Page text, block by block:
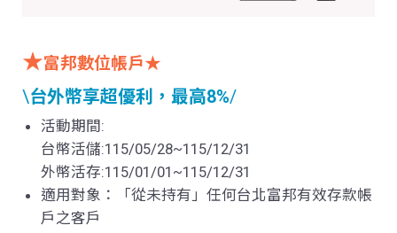
★富邦數位帳戶★
\台外幣享超優利，最高8%/
活動期間:
台幣活儲:115/05/28~115/12/31
外幣活存:115/01/01~115/12/31
適用對象：「從未持有」任何台北富邦有效存款帳
戶之客戶